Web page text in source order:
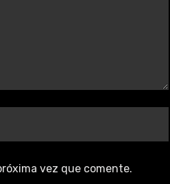
vez que comente.